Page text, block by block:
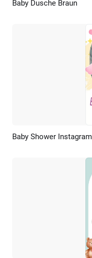
Baby Dusche Braun
Baby Shower